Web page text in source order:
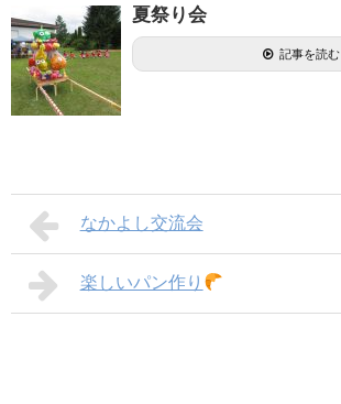
夏祭り会
記事を読む
なかよし交流会
楽しいパン作り